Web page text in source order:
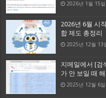
2026년 1월 15일
2026년 6월 시
합 제도 총정리
2025년 12월 13
지메일에서 [검
가 안 보일 때
2025년 12월 6일